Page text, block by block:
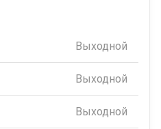
Выходной
Выходной
Выходной